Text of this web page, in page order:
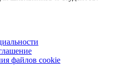
файлов cookie